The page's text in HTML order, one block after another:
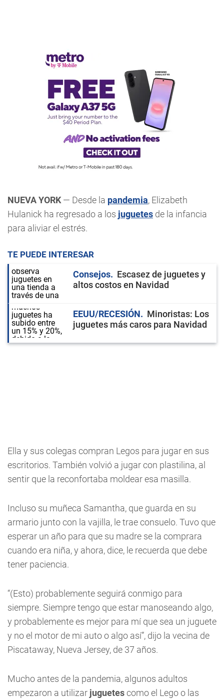
NUEVA YORK — Desde la pandemia, Elizabeth
Hulanick ha regresado a los juguetes de la infancia
para aliviar el estrés.
TE PUEDE INTERESAR
Consejos
Escasez de juguetes y
altos costos en Navidad
EEUU/RECESIÓN
Minoristas: Los
juguetes más caros para Navidad
Ella y sus colegas compran Legos para jugar en sus
escritorios. También volvió a jugar con plastilina, al
sentir que la reconfortaba moldear esa masilla.
Incluso su muñeca Samantha, que guarda en su
armario junto con la vajilla, le trae consuelo. Tuvo que
esperar un año para que su madre se la comprara
cuando era niña, y ahora, dice, le recuerda que debe
tener paciencia.
“(Esto) probablemente seguirá conmigo para
siempre. Siempre tengo que estar manoseando algo,
y probablemente es mejor para mí que sea un juguete
y no el motor de mi auto o algo así”, dijo la vecina de
Piscataway, Nueva Jersey, de 37 años.
Mucho antes de la pandemia, algunos adultos
empezaron a utilizar juguetescomo el Lego o las